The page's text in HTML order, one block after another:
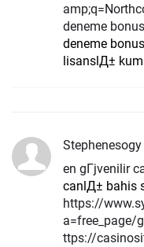
deneme
deneme
lisanslД±
Stephenesogy
en gГјvenilir
canlД± bahis
https://
a=free_page/
ttps://